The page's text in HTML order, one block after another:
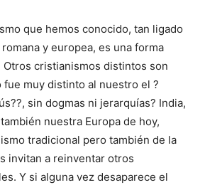
que hemos conocido, tan ligado
y europea, es una forma
cristianismos distintos son
fue muy distinto al nuestro el ?
sin dogmas ni jerarquías? India,
nuestra Europa de hoy,
tradicional pero también de la
invitan a reinventar otros
Y si alguna vez desaparece el